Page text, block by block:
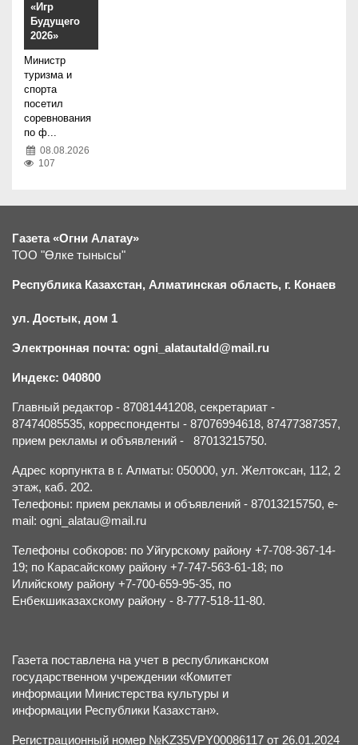
«Игр
Будущего
2026»
Министр
туризма и
спорта
посетил
соревнования
по ф...
08.08.2026
107
Газета «Огни Алатау»
ТОО "Өлке тынысы"
Республика Казахстан, Алматинская область, г. Конаев
ул. Достык, дом 1
Электронная почта: ogni_alatautald@mail.ru
Индекс: 040800
Главный редактор - 87081441208, секретариат -
87474085535, корреспонденты - 87076994618, 87477387357,
прием рекламы и объявлений - 87013215750.
Адрес корпункта в г. Алматы: 050000, ул. Желтоксан, 112, 2
этаж, каб. 202.
Телефоны: прием рекламы и объявлений - 87013215750, e-
mail: ogni_alatau@mail.ru
Телефоны собкоров: по Уйгурскому району +7-708-367-14-
19; по Карасайскому району +7-747-563-61-18; по
Илийскому району +7-700-659-95-35, по
Енбекшиказахскому району - 8-777-518-11-80.
Газета поставлена на учет в республиканском
государственном учреждении «Комитет
информации Министерства культуры и
информации Республики Казахстан».
Регистрационный номер №KZ35VPY00086117 от 26.01.2024